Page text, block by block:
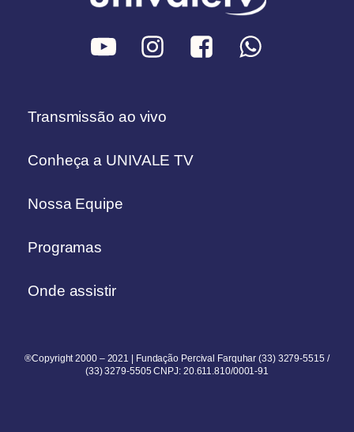
Transmissão ao vivo
Conheça a UNIVALE TV
Nossa Equipe
Programas
Onde assistir
®Copyright 2000 – 2021 | Fundação Percival Farquhar (33) 3279-5515 /
(33) 3279-5505 CNPJ: 20.611.810/0001-91